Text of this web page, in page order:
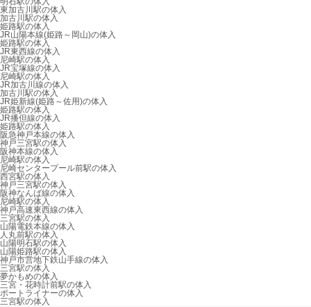
東加古川駅の体入
加古川駅の体入
姫路駅の体入
JR山陽本線(姫路～岡山)の体入
姫路駅の体入
JR東西線の体入
尼崎駅の体入
JR宝塚線の体入
尼崎駅の体入
JR加古川線の体入
加古川駅の体入
JR姫新線(姫路～佐用)の体入
姫路駅の体入
JR播但線の体入
姫路駅の体入
阪急神戸本線の体入
神戸三宮駅の体入
阪神本線の体入
尼崎駅の体入
尼崎センタープール前駅の体入
西宮駅の体入
神戸三宮駅の体入
阪神なんば線の体入
尼崎駅の体入
神戸高速東西線の体入
三宮駅の体入
山陽電鉄本線の体入
人丸前駅の体入
山陽明石駅の体入
山陽姫路駅の体入
神戸市営地下鉄山手線の体入
三宮駅の体入
夢かもめの体入
三宮・花時計前駅の体入
ポートライナーの体入
三宮駅の体入